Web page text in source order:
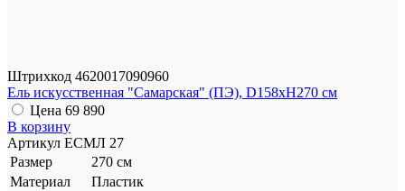
Штрихкод 4620017090960
Ель искусственная "Cамарская" (ПЭ), D158xH270 см
Цена 69 890
В корзину
Артикул ЕСМЛ 27
Размер
270 см
Материал
Пластик